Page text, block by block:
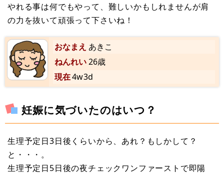
やれる事は何でもやって、難しいかもしれませんが肩
の力を抜いて頑張って下さいね！
おなまえ あきこ
ねんれい26歳
現在4w3d
妊娠に気づいたのはいつ？
生理予定日3日後くらいから、あれ？もしかして？
と・・・。
生理予定日5日後の夜チェックワンファーストで即陽